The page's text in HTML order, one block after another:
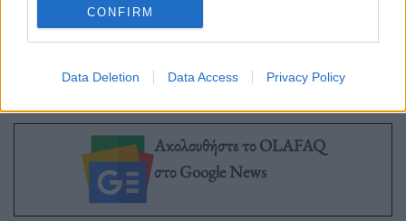
CONFIRM
Data Deletion Data Access Privacy Policy
Θάνο Μικρούτσικο, Μαρία Δημητριάδη και Μάνο
Λοίζο.
Ακολουθήστε το OLAFAQ
στο Google News